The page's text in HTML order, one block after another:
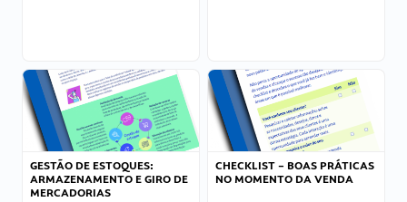
GESTÃO DE ESTOQUES:
ARMAZENAMENTO E GIRO DE
MERCADORIAS
CHECKLIST – BOAS PRÁTICAS
NO MOMENTO DA VENDA